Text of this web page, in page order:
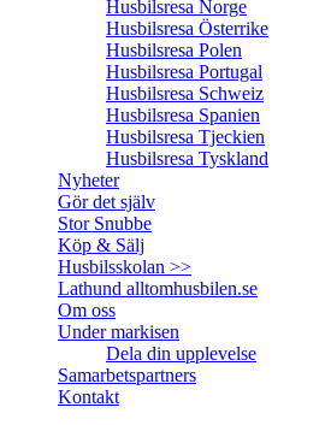
Husbilsresa Norge
Husbilsresa Österrike
Husbilsresa Polen
Husbilsresa Portugal
Husbilsresa Schweiz
Husbilsresa Spanien
Husbilsresa Tjeckien
Husbilsresa Tyskland
Nyheter
Gör det själv
Stor Snubbe
Köp & Sälj
Husbilsskolan >>
Lathund alltomhusbilen.se
Om oss
Under markisen
Dela din upplevelse
Samarbetspartners
Kontakt